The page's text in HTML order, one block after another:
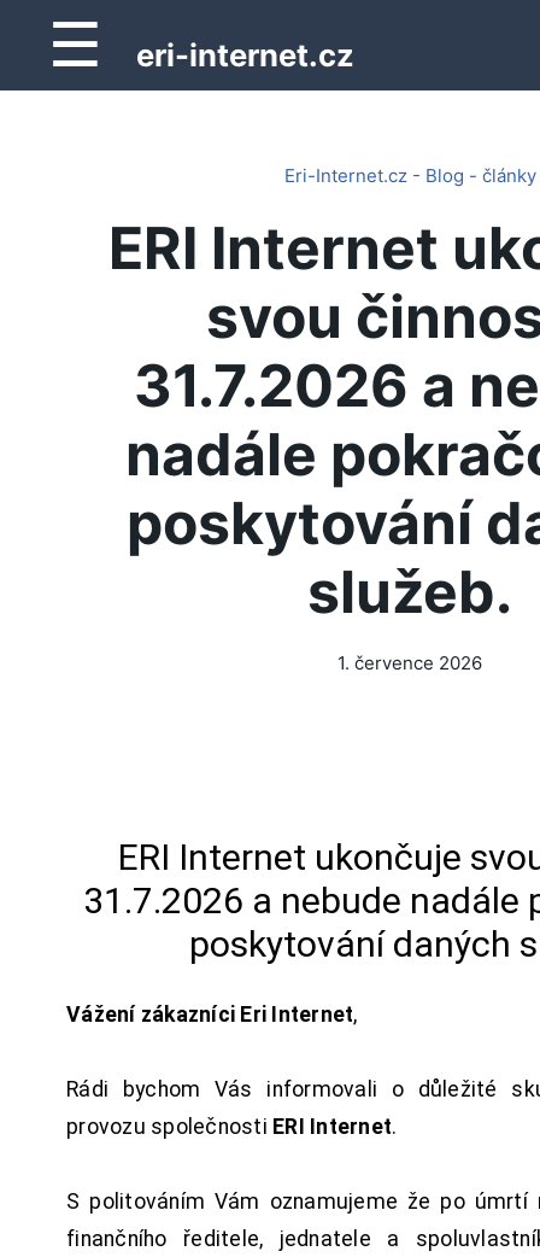
☰ eri-internet.cz
Eri-Internet.cz - Blog - články
ERI Internet
svou
31.7.2026 a
nadále
poskytování
služeb.
1. července 2026
ERI Internet ukončuje
31.7.2026 a nebude nadále
poskytování daných
Vážení zákazníci Eri Internet,
Rádi bychom Vás informovali o důležité
provozu společnosti ERI Internet.
S politováním Vám oznamujeme že po úmrtí
finančního ředitele, jednatele a